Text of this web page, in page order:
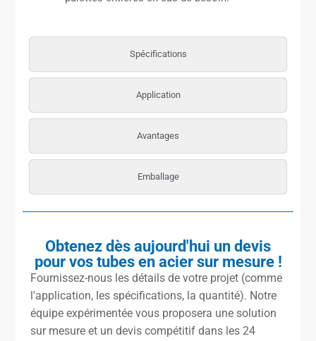
Spécifications
Application
Avantages
Emballage
Obtenez dès aujourd'hui un devis
pour vos tubes en acier sur mesure !
Fournissez-nous les détails de votre projet (comme
l'application, les spécifications, la quantité). Notre
équipe expérimentée vous proposera une solution
sur mesure et un devis compétitif dans les 24